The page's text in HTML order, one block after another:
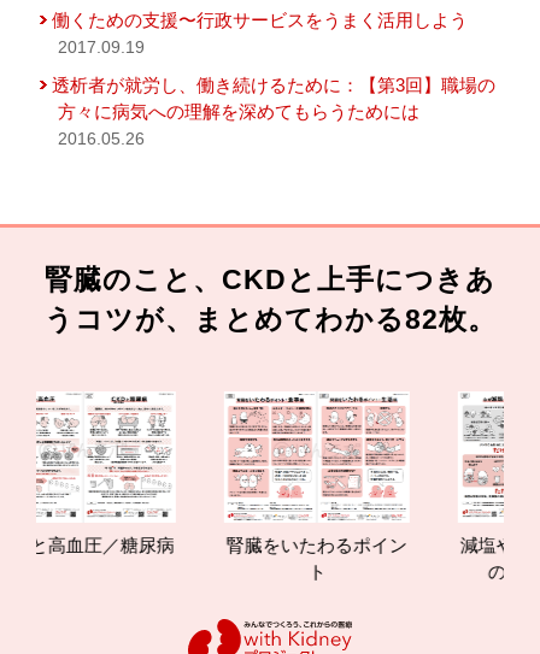
働くための支援〜行政サービスをうまく活用しよう
2017.09.19
透析者が就労し、働き続けるために：【第3回】職場の
方々に病気への理解を深めてもらうためには
2016.05.26
腎臓のこと、CKDと上手につきあ
うコツが、まとめてわかる82枚。
血圧／糖尿病
腎臓をいたわるポイン
減塩やたんぱく
の効果と重